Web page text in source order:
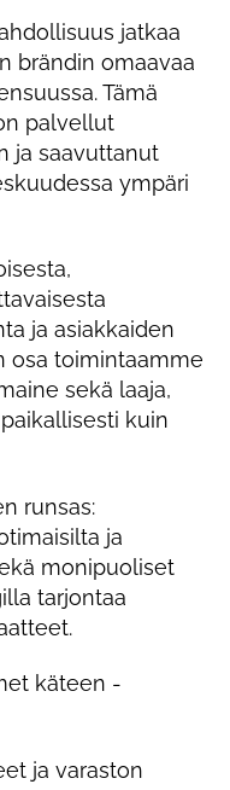
jatkaa
brändin omaavaa
Tämä
palvellut
ja saavuttanut
ympäri
ja asiakkaiden
osa toimintaamme
sekä laaja,
kuin
runsas:
ja
monipuoliset
tarjontaa
käteen -
varaston